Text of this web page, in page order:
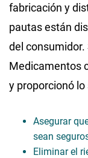
fabricación y
pautas están
del consumidor.
Medicamentos
y proporcionó lo
Asegurar
sean
Eliminar el